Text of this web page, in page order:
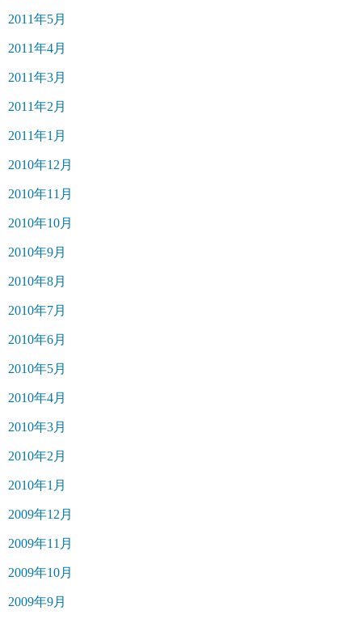
2011年5月
2011年4月
2011年3月
2011年2月
2011年1月
2010年12月
2010年11月
2010年10月
2010年9月
2010年8月
2010年7月
2010年6月
2010年5月
2010年4月
2010年3月
2010年2月
2010年1月
2009年12月
2009年11月
2009年10月
2009年9月